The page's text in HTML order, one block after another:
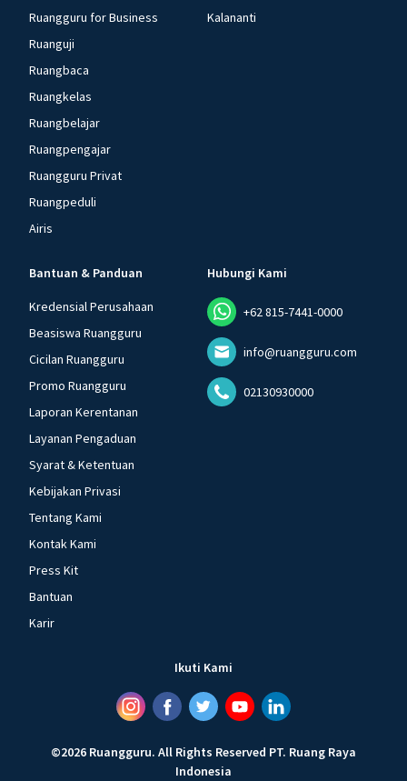
Ruangguru for Business
Ruanguji
Ruangbaca
Ruangkelas
Ruangbelajar
Ruangpengajar
Ruangguru Privat
Ruangpeduli
Airis
Kalananti
Bantuan & Panduan
Kredensial Perusahaan
Beasiswa Ruangguru
Cicilan Ruangguru
Promo Ruangguru
Laporan Kerentanan
Layanan Pengaduan
Syarat & Ketentuan
Kebijakan Privasi
Tentang Kami
Kontak Kami
Press Kit
Bantuan
Karir
Hubungi Kami
+62 815-7441-0000
info@ruangguru.com
02130930000
Ikuti Kami
©2026 Ruangguru. All Rights Reserved PT. Ruang Raya
Indonesia